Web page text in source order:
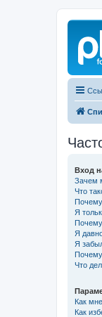
Вход
Зачем
Что
Почему
Я
Я
Я
Почему
Что
Как
Как